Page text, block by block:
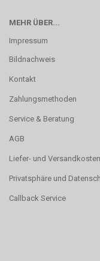
MEHR ÜBER...
Impressum
Bildnachweis
Kontakt
Zahlungsmethoden
Service & Beratung
AGB
Liefer- und Versandkosten
Privatsphäre und
Callback Service